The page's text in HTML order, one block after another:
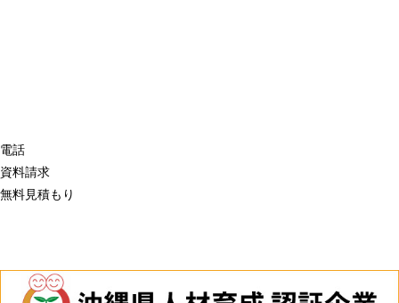
電話
資料請求
無料見積もり